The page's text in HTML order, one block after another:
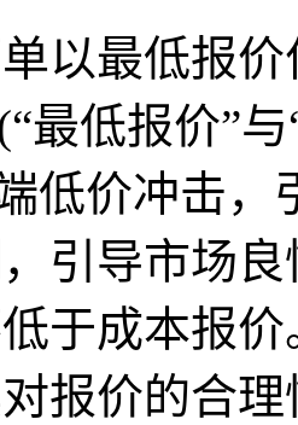
最低报价
最低报价”
低价冲击，
引导市场
于成本报
报价的合